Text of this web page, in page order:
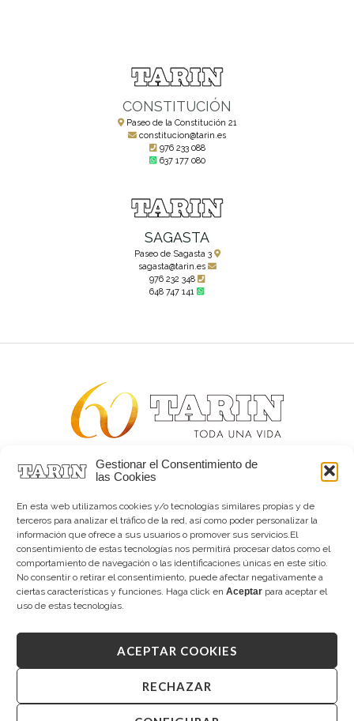
Gestionar el Consentimiento de
las Cookies
En esta web utilizamos cookies y/o tecnologías similares propias y de
terceros para analizar el tráfico de la red, así como poder personalizar la
información que ofrece a sus usuarios o promover sus servicios.El
consentimiento de estas tecnologías nos permitirá procesar datos como el
comportamiento de navegación o las identificaciones únicas en este sitio.
No consentir o retirar el consentimiento, puede afectar negativamente a
ciertas características y funciones. Haga click en Aceptar para aceptar el
uso de estas tecnologías.
ACEPTAR COOKIES
RECHAZAR
CONSTITUCIÓN
Paseo de la Constitución 21
constitucion@tarin.es
976 233 088
637 177 080
SAGASTA
Paseo de Sagasta 3
sagasta@tarin.es
976 232 348
648 747 141
Alta joyería desde 1963
Tarín Magazine
Contacto
Copyright © 2026 Tarín Joyeros
Aviso legal|Política de uso|Política de privacidad
Canal interno de información